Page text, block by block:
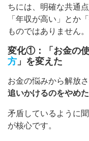
ちには、明確な共通
「年収が高い」とか
ものではありません。
変化①：「お金の
方 」を変えた
お金の悩みから解放
追いかけるのをやめた
矛盾しているように
が核心です。